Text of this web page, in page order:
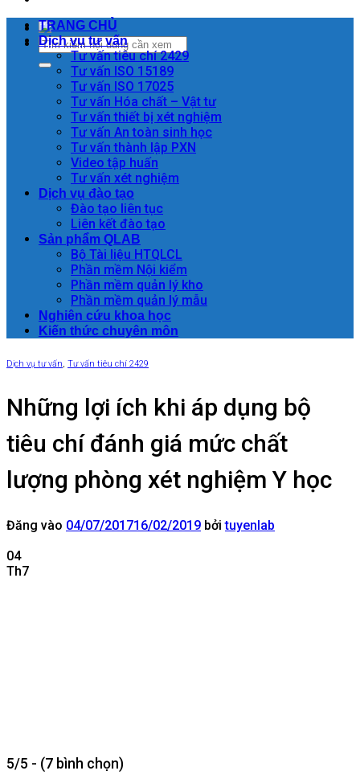
TRANG CHỦ
Dịch vụ tư vấn
Tư vấn tiêu chí 2429
Tư vấn ISO 15189
Tư vấn ISO 17025
Tư vấn Hóa chất – Vật tư
Tư vấn thiết bị xét nghiệm
Tư vấn An toàn sinh học
Tư vấn thành lập PXN
Video tập huấn
Tư vấn xét nghiệm
Dịch vụ đào tạo
Đào tạo liên tục
Liên kết đào tạo
Sản phẩm QLAB
Bộ Tài liệu HTQLCL
Phần mềm Nội kiểm
Phần mềm quản lý kho
Phần mềm quản lý mẫu
Nghiên cứu khoa học
Kiến thức chuyên môn
Dịch vụ tư vấn, Tư vấn tiêu chí 2429
Những lợi ích khi áp dụng bộ
tiêu chí đánh giá mức chất
lượng phòng xét nghiệm Y học
Đăng vào 04/07/201716/02/2019 bởituyenlab
04
Th7
5/5 - (7 bình chọn)